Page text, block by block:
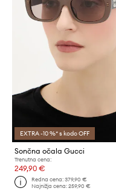
EXTRA -10 %* s kodo OFF
Sončna očala Gucci
Trenutna cena:
249,90 €
Redna cena:379,90 €
Najnižja cena:259,90 €